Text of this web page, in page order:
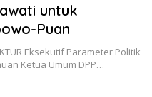
untuk
Puan
Eksekutif Parameter Politik
Ketua Umum DPP…